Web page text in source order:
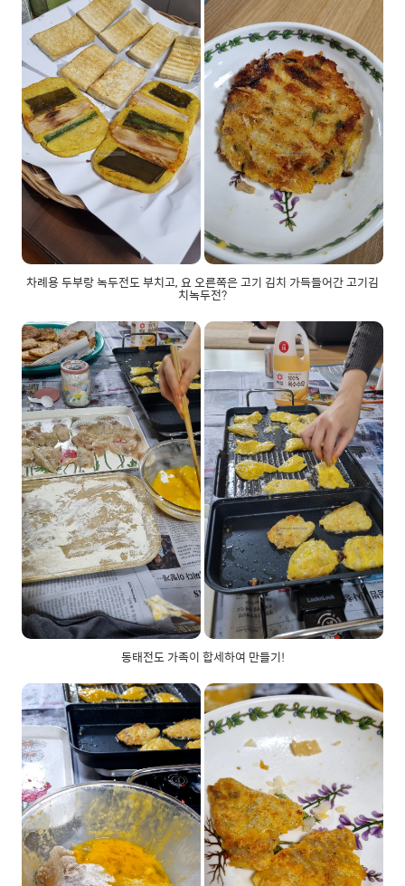
차례용 두부랑 녹두전도 부치고, 요 오른쪽은 고기 김치 가득들어간 고기김
치녹두전?
동태전도 가족이 합세하여 만들기!